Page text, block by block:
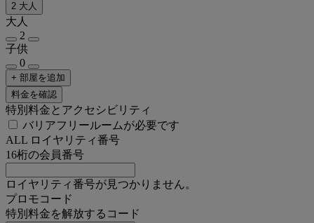
2 大人
大人
2
子供
0
+ 部屋を追加
料金を確認
特別料金とアクセシビリティ
バリアフリールームが必要です
ALL ロイヤリティ番号
16桁の会員番号
ロイヤリティ番号が見つかりません。
プロモコード
特別料金を解放するコード